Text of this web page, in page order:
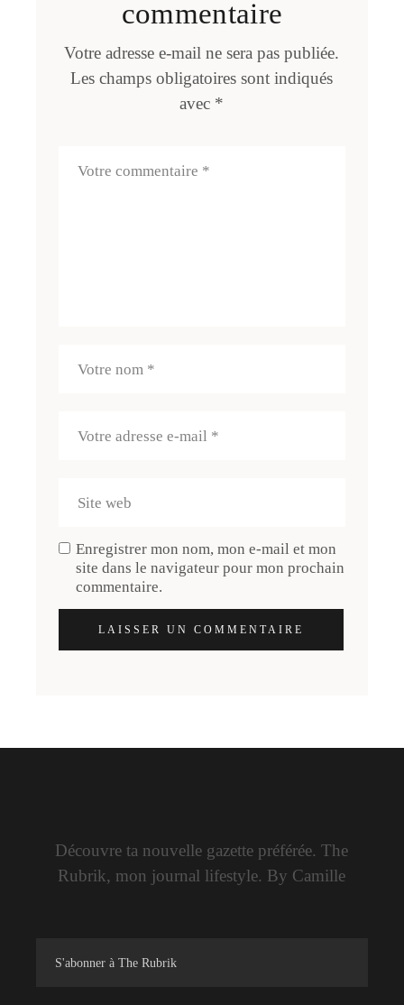
commentaire
Votre adresse e-mail ne sera pas publiée.
Les champs obligatoires sont indiqués
avec *
Enregistrer mon nom, mon e-mail et mon
site dans le navigateur pour mon prochain
commentaire.
LAISSER UN COMMENTAIRE
Découvre ta nouvelle gazette préférée. The
Rubrik, mon journal lifestyle. By Camille